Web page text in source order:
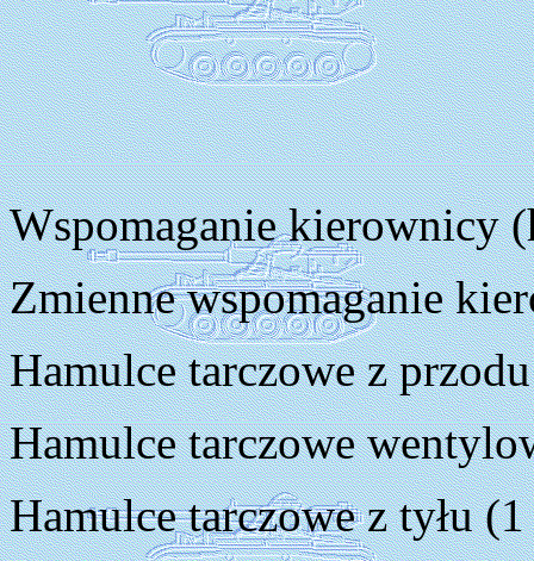
Wspomaganie kierownicy
Zmienne wspomaganie
Hamulce tarczowe z
Hamulce tarczowe
Hamulce tarczowe z tyłu